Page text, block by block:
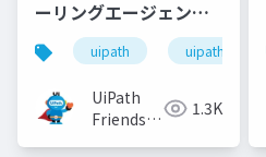
ーリングエージェント
のご紹介uipath uipathfriends
UiPath
Friends
1.3K